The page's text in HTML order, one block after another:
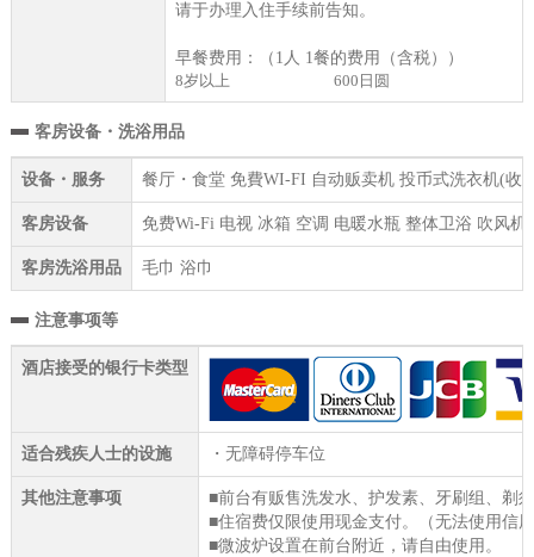
请于办理入住手续前告知。
早餐费用：（1人 1餐的费用（含税））
8岁以上
600日圆
客房设备・洗浴用品
设备・服务 餐厅・食堂 免費WI-FI 自动贩卖机 投币式洗衣机(收
客房设备 免费Wi-Fi 电视 冰箱 空调 电暖水瓶 整体卫浴 吹风机
客房洗浴用品 毛巾 浴巾
注意事项等
酒店接受的银行卡类型
适合残疾人士的设施 ・无障碍停车位
其他注意事项
■前台有贩售洗发水、护发素、牙刷组、剃
■住宿费仅限使用现金支付。（无法使用信
■微波炉设置在前台附近，请自由使用。